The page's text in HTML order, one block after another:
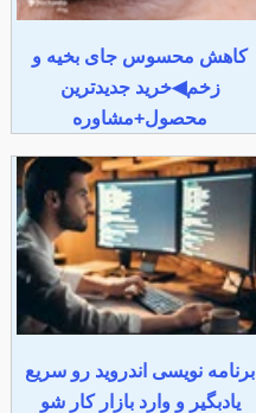
کاهش محسوس جای بخیه و
زخم◀خرید جدیدترین
محصول+مشاوره
برنامه نویسی اندروید رو سریع
یادبگیر و وارد بازار کار شو